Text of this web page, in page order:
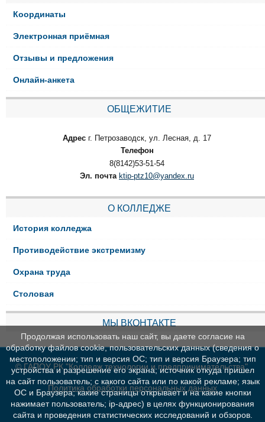
Координаты
Электронная приёмная
Отзывы и предложения
Онлайн-анкета
ОБЩЕЖИТИЕ
Адрес г. Петрозаводск, ул. Лесная, д. 17
Телефон
8(8142)53-51-54
Эл. почта ktip-ptz10@yandex.ru
О КОЛЛЕДЖЕ
История колледжа
Противодействие экстремизму
Охрана труда
Столовая
МЫ ВКОНТАКТЕ
© ГАПОУ РК "Колледж технологии и предпринимательства"
Политика обработки персональных данных
Продолжая использовать наш сайт, вы даете согласие на
обработку файлов cookie, пользовательских данных (сведения о
местоположении; тип и версия ОС; тип и версия Браузера; тип
устройства и разрешение его экрана; источник откуда пришел
на сайт пользователь; с какого сайта или по какой рекламе; язык
ОС и Браузера; какие страницы открывает и на какие кнопки
нажимает пользователь; ip-адрес) в целях функционирования
сайта и проведения статистических исследований и обзоров.